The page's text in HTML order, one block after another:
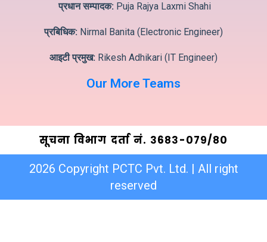
प्रधान सम्पादक: Puja Rajya Laxmi Shahi
प्रबिधिक: Nirmal Banita (Electronic Engineer)
आइटी प्रमुख: Rikesh Adhikari (IT Engineer)
Our More Teams
सूचना विभाग दर्ता नं. ३6८३-०७९/८०
2026 Copyright PCTC Pvt. Ltd. | All right
reserved